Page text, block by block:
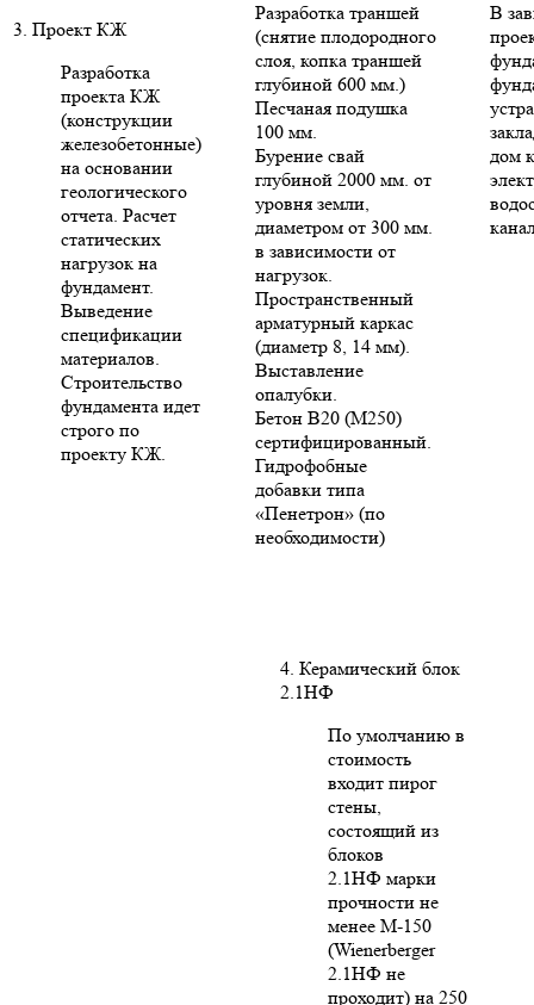
3. Проект КЖ
Разработка
проекта КЖ
(конструкции
железобетонные)
на основании
геологического
отчета. Расчет
статических
нагрузок на
фундамент.
Выведение
спецификации
материалов.
Строительство
фундамента идет
строго по
проекту КЖ.
Разработка траншей
(снятие плодородного
слоя, копка траншей
глубиной 600 мм.)
Песчаная подушка
100 мм.
Бурение свай
глубиной 2000 мм. от
уровня земли,
диаметром от 300 мм.
в зависимости от
нагрузок.
Пространственный
арматурный каркас
(диаметр 8, 14 мм).
Выставление
опалубки.
Бетон В20 (М250)
сертифицированный.
Гидрофобные
добавки типа
«Пенетрон» (по
необходимости)
В
дом
4. Керамический блок
2.1НФ
По умолчанию в
стоимость
входит пирог
стены,
состоящий из
блоков
2.1НФ марки
прочности не
менее М-150
(Wienerberger
2.1НФ не
проходит) на 250